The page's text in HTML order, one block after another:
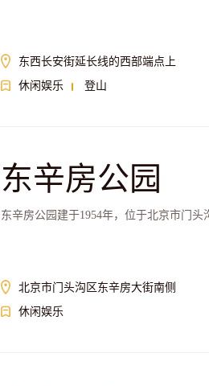
东西长安街延长线的西部端点上
休闲娱乐
登山
东辛房公园
东辛房公园建于1954年，位于北京市门头
北京市门头沟区东辛房大街南侧
休闲娱乐